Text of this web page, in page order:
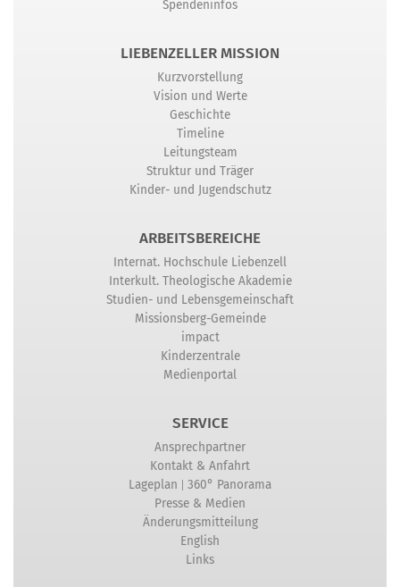
Spendeninfos
LIEBENZELLER MISSION
Kurzvorstellung
Vision und Werte
Geschichte
Timeline
Leitungsteam
Struktur und Träger
Kinder- und Jugendschutz
ARBEITSBEREICHE
Internat. Hochschule Liebenzell
Interkult. Theologische Akademie
Studien- und Lebensgemeinschaft
Missionsberg-Gemeinde
impact
Kinderzentrale
Medienportal
SERVICE
Ansprechpartner
Kontakt & Anfahrt
Lageplan | 360° Panorama
Presse & Medien
Änderungsmitteilung
English
Links